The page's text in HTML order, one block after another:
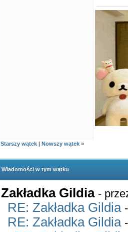
Starszy wątek | Nowszy wątek »
Wiadomości w tym wątku
Zakładka Gildia -
RE: Zakładka Gildia
RE: Zakładka Gildia